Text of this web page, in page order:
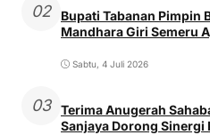
02
Bupati Tabanan Pimpin
Mandhara Giri Semeru
Sabtu, 4 Juli 2026
03
Terima Anugerah
Sanjaya Dorong Sinergi